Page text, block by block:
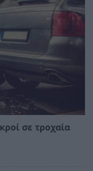
σε τροχαία